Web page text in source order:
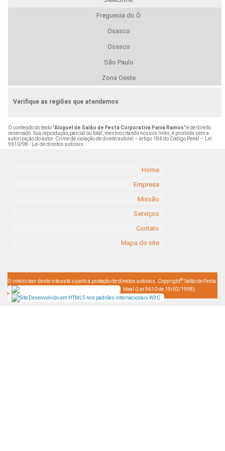
Freguesia do Ó
Osasco
Osasco
São Paulo
Zona Oeste
Verifique as regiões que atendemos
O conteúdo do texto "Aluguel de Salão de Festa Corporativa Paiva Ramos" é de direito
reservado. Sua reprodução, parcial ou total, mesmo citando nossos links, é proibida sem a
autorização do autor. Crime de violação de direito autoral – artigo 184 do Código Penal –
Lei
9610/98 - Lei de direitos autorais
Home
Empresa
Missão
Serviços
Contato
Mapa do site
O inteiro teor deste site está sujeito à proteção de direitos autorais. Copyright© Salão de Festa
Ideal (Lei 9610 de 19/02/1998)